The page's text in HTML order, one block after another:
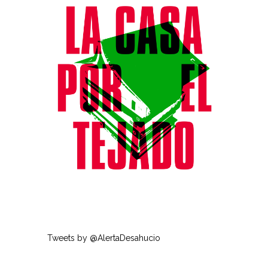
Tweets by @AlertaDesahucio